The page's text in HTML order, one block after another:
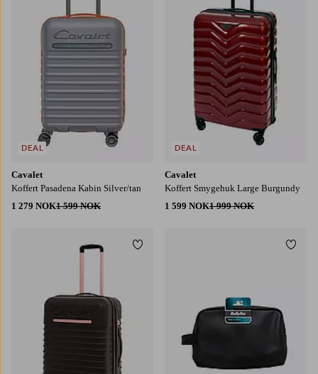
Cavalet
Koffert Pasadena Kabin Silver/tan
1 279 NOK1 599 NOK
DEAL
Cavalet
Koffert Smygehuk Large Burgundy
1 599 NOK1 999 NOK
DEAL
Legg til favoritter